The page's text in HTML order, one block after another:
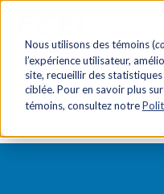
Nous utilisons des témoins (
l’expérience utilisateur,
site, recueillir des
ciblée. Pour en savoir plus
témoins, consultez notre
Accueil
Salle de presse
Baromètre des